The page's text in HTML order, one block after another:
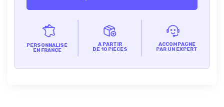
PERSONNALISÉ
EN FRANCE
À PARTIR
DE 10 PIÈCES
ACCOMPAGNÉ
PAR UN EXPERT